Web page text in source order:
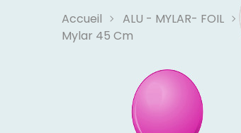
Accueil ALU - MYLAR- FOIL
Mylar 45 Cm